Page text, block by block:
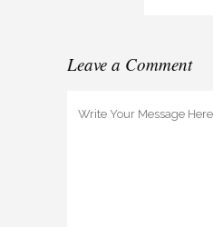
Leave a Comment